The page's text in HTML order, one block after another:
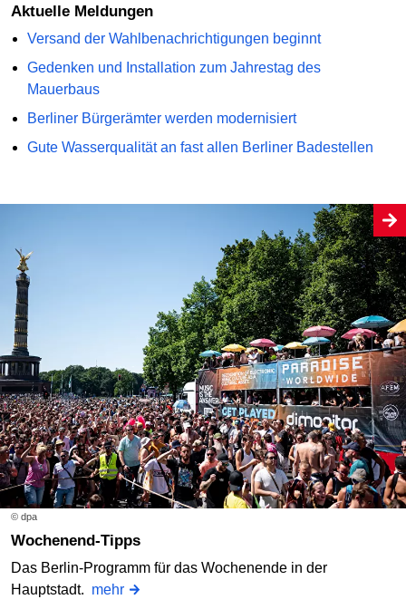
Aktuelle Meldungen
Versand der Wahlbenachrichtigungen beginnt
Gedenken und Installation zum Jahrestag des
Mauerbaus
Berliner Bürgerämter werden modernisiert
Gute Wasserqualität an fast allen Berliner Badestellen
© dpa
Wochenend-Tipps
Das Berlin-Programm für das Wochenende in der
Hauptstadt. mehr